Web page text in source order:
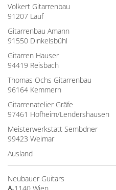
Volkert Gitarrenbau
91207 Lauf
Gitarrenbau Amann
91550 Dinkelsbühl
Gitarren Hauser
94419 Reisbach
Thomas Ochs Gitarrenbau
96164 Kemmern
Gitarrenatelier Gräfe
97461 Hofheim/Lendershausen
Meisterwerkstatt Sembdner
99423 Weimar
Ausland
Neubauer Guitars